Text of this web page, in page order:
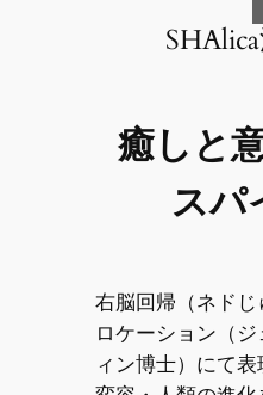
癒しと
スパ
右脳回帰（ネド
ロケーション（
ィン博士）にて